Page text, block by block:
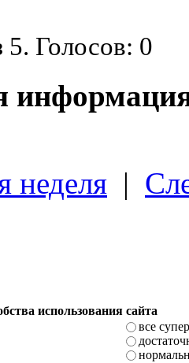
5. Голосов: 0
неделя |
использования сайта
все супер